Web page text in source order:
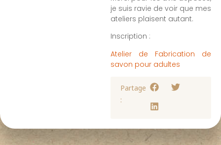
je suis ravie de voir que mes
ateliers plaisent autant.
Inscription :
Atelier de Fabrication de
savon pour adultes
Partage
: